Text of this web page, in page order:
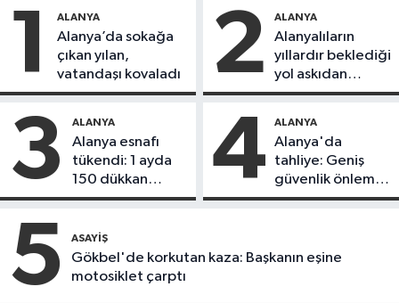
1 ALANYA
Alanya’da sokağa
çıkan yılan,
vatandaşı kovaladı
2 ALANYA
Alanyalıların
yıllardır beklediği
yol askıdan
döndü
3 ALANYA
Alanya esnafı
tükendi: 1 ayda
150 dükkan
kapandı
4 ALANYA
Alanya'da
tahliye: Geniş
güvenlik önlemi
alındı
5 ASAYIŞ
Gökbel'de korkutan kaza: Başkanın eşine
motosiklet çarptı